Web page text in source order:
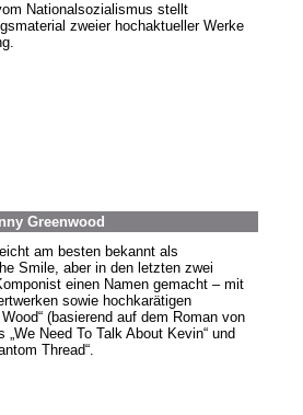
Nationalsozialismus stellt
zweier hochaktueller Werke
Greenwood
am besten bekannt als
Smile, aber in den letzten zwei
einen Namen gemacht – mit
sowie hochkarätigen
(basierend auf dem Roman von
Need To Talk About Kevin“ und
Thread“.